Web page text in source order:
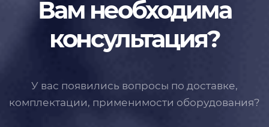
Вам необходима
консультация?
У вас появились вопросы по доставке,
комплектации, применимости оборудования?